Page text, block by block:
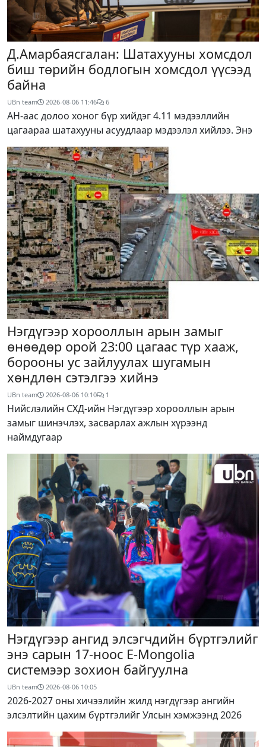
Д.Амарбаясгалан: Шатахууны хомсдол
биш төрийн бодлогын хомсдол үүсээд
байна
UBn team 2026-08-06 11:46 6
АН-аас долоо хоног бүр хийдэг 4.11 мэдээллийн
цагаараа шатахууны асуудлаар мэдээлэл хийлээ. Энэ
Нэгдүгээр хорооллын арын замыг
өнөөдөр орой 23:00 цагаас түр хааж,
борооны ус зайлуулах шугамын
хөндлөн сэтэлгээ хийнэ
UBn team 2026-08-06 10:10 1
Нийслэлийн СХД-ийн Нэгдүгээр хорооллын арын
замыг шинэчлэх, засварлах ажлын хүрээнд
наймдугаар
Нэгдүгээр ангид элсэгчдийн бүртгэлийг
энэ сарын 17-ноос E-Mongolia
системээр зохион байгуулна
UBn team 2026-08-06 10:05
2026-2027 оны хичээлийн жилд нэгдүгээр ангийн
элсэлтийн цахим бүртгэлийг Улсын хэмжээнд 2026